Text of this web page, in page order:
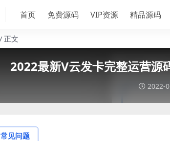
首页 免费源码 VIP资源 精品源码
正文
2022最新V云发卡完整运营源
2022-
常见问题